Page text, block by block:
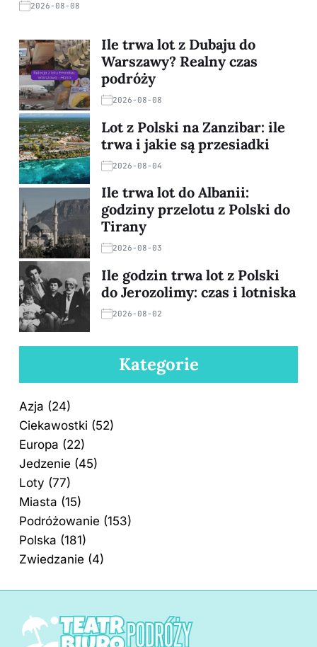
2026-08-08
Ile trwa lot z Dubaju do
Warszawy? Realny czas
podróży
2026-08-08
Lot z Polski na Zanzibar: ile
trwa i jakie są przesiadki
2026-08-04
Ile trwa lot do Albanii:
godziny przelotu z Polski do
Tirany
2026-08-03
Ile godzin trwa lot z Polski
do Jerozolimy: czas i lotniska
2026-08-02
Kategorie
Azja (24)
Ciekawostki (52)
Europa (22)
Jedzenie (45)
Loty (77)
Miasta (15)
Podróżowanie (153)
Polska (181)
Zwiedzanie (4)